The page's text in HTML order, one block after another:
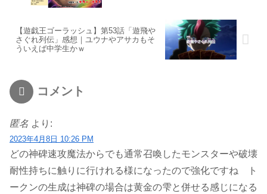
【遊戯王ゴーラッシュ】第53話「遊飛や
さぐれ列伝」感想｜ユウナやアサカもそ
ういえば中学生かｗ
コメント
匿名 より:
2023年4月8日 10:26 PM
どの神碑速攻魔法からでも通常召喚したモンスターや破壊
耐性持ちに触りに行けれる様になったので強化ですね ト
ークンの生成は神碑の場合は黄金の雫と併せる感じになる